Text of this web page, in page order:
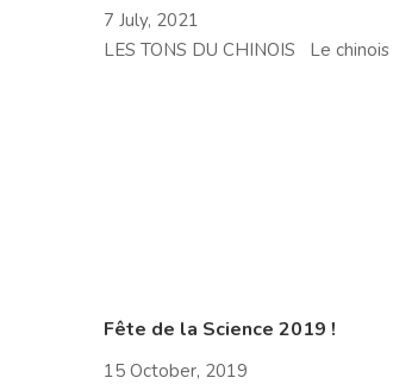
7 July, 2021
LES TONS DU CHINOIS Le
Fête de la Science 2019 !
15 October, 2019